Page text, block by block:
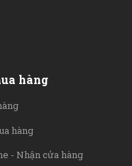
hàng
hàng
- Nhận cửa hàng